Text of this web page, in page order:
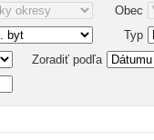
Obec
Typ
Zoradiť podľa